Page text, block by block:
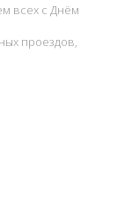
всех с Днём
проездов,